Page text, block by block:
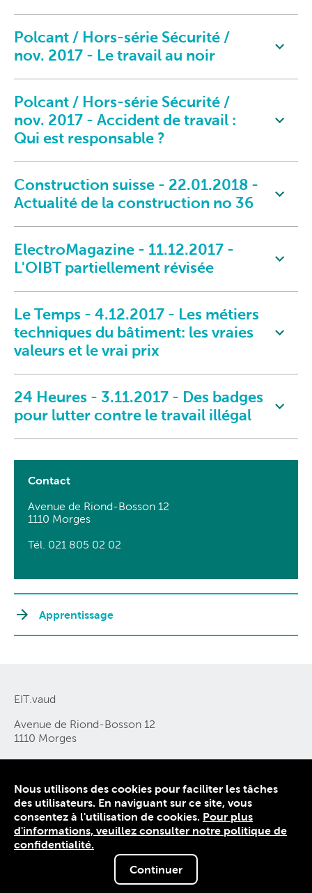
Polcant / Hors-série Sécurité /
nov. 2017 - Le travail au noir
Polcant / Hors-série Sécurité /
nov. 2017 - Accident de travail :
Qui est responsable ?
Construction suisse - 22.01.2018 -
Actualité de la construction no 36
ElectroMagazine - 11.12.2017 -
L'OIBT partiellement révisée
Le Temps - 4.12.2017 - Les métiers
techniques du bâtiment: les vraies
valeurs et le vrai prix
24 Heures - 3.11.2017 - Des badges
pour lutter contre le travail illégal
Contact
Avenue de Riond-Bosson 12
1110 Morges
Tél. 021 805 02 02
Apprentissage
EIT.vaud
Avenue de Riond-Bosson 12
1110 Morges
Tél. 021 805 02 02
contact@eitvaud.ch
Contact
Politique de confidentialité
Mentions légales
Nous utilisons des cookies pour faciliter les tâches
des utilisateurs. En naviguant sur ce site, vous
consentez à l'utilisation de cookies. Pour plus
d'informations, veuillez consulter notre politique de
confidentialité.
Continuer